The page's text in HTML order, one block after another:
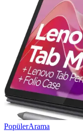
PopülerArama